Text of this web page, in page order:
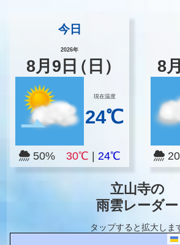
今日
2026年
8月 9 日（日）
現在温度
24℃
50% 30℃ 24℃
8月
立山寺の
雨雲レーダー
タップすると拡大しま